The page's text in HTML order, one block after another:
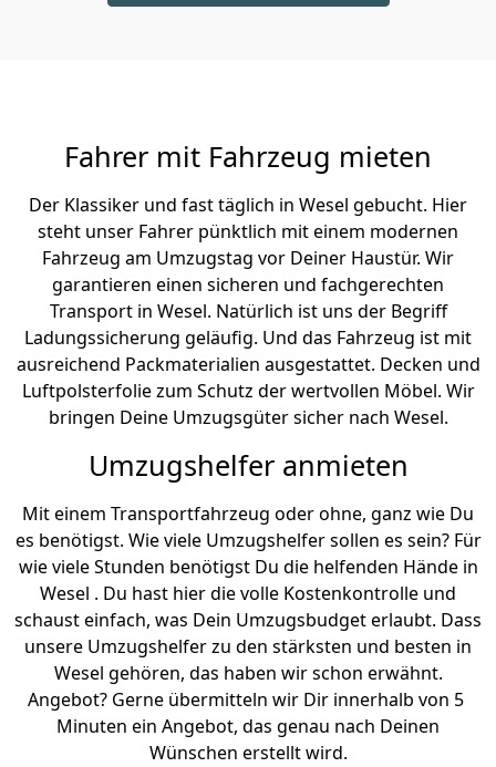
Fahrer mit Fahrzeug mieten
Der Klassiker und fast täglich in Wesel gebucht. Hier
steht unser Fahrer pünktlich mit einem modernen
Fahrzeug am Umzugstag vor Deiner Haustür. Wir
garantieren einen sicheren und fachgerechten
Transport in Wesel. Natürlich ist uns der Begriff
Ladungssicherung geläufig. Und das Fahrzeug ist mit
ausreichend Packmaterialien ausgestattet. Decken und
Luftpolsterfolie zum Schutz der wertvollen Möbel. Wir
bringen Deine Umzugsgüter sicher nach Wesel.
Umzugshelfer anmieten
Mit einem Transportfahrzeug oder ohne, ganz wie Du
es benötigst. Wie viele Umzugshelfer sollen es sein? Für
wie viele Stunden benötigst Du die helfenden Hände in
Wesel . Du hast hier die volle Kostenkontrolle und
schaust einfach, was Dein Umzugsbudget erlaubt. Dass
unsere Umzugshelfer zu den stärksten und besten in
Wesel gehören, das haben wir schon erwähnt.
Angebot? Gerne übermitteln wir Dir innerhalb von 5
Minuten ein Angebot, das genau nach Deinen
Wünschen erstellt wird.